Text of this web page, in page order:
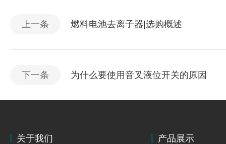
上一条 燃料电池去离子器|选购概述
下一条 为什么要使用音叉液位开关的原因
关于我们 产品展示